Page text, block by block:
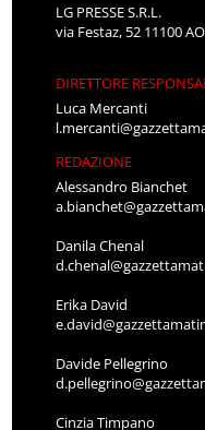
LG PRESSE S.R.L.
via Festaz, 52 11100
DIRETTORE
Luca Mercanti
REDAZIONE
Alessandro Bianchet
Danila Chenal
Erika David
Davide Pellegrino
Cinzia Timpano